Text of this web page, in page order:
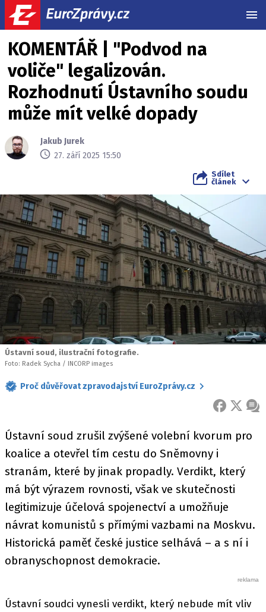
KOMENTÁŘ | "Podvod na
voliče" legalizován.
Rozhodnutí Ústavního soudu
může mít velké dopady
Jakub Jurek
27. září 2025 15:50
Sdílet
článek
Ústavní soud, ilustrační fotografie.
Foto: Radek Sycha / INCORP images
Proč důvěřovat zpravodajství EuroZprávy.cz
FACEBOOK
X
Ústavní soud zrušil zvýšené volební kvorum pro
koalice a otevřel tím cestu do Sněmovny i
stranám, které by jinak propadly. Verdikt, který
má být výrazem rovnosti, však ve skutečnosti
legitimizuje účelová spojenectví a umožňuje
návrat komunistů s přímými vazbami na Moskvu.
Historická paměť české justice selhává – a s ní i
obranyschopnost demokracie.
Ústavní soudci vynesli verdikt, který nebude mít vliv